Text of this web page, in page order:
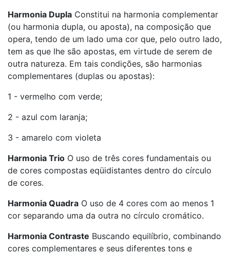
Harmonia Dupla Constitui na harmonia complementar
(ou harmonia dupla, ou aposta), na composição que
opera, tendo de um lado uma cor que, pelo outro lado,
tem as que lhe são apostas, em virtude de serem de
outra natureza. Em tais condições, são harmonias
complementares (duplas ou apostas):
1 - vermelho com verde;
2 - azul com laranja;
3 - amarelo com violeta
Harmonia Trio O uso de três cores fundamentais ou
de cores compostas eqüidistantes dentro do círculo
de cores.
Harmonia Quadra O uso de 4 cores com ao menos 1
cor separando uma da outra no círculo cromático.
Harmonia Contraste Buscando equilíbrio, combinando
cores complementares e seus diferentes tons e